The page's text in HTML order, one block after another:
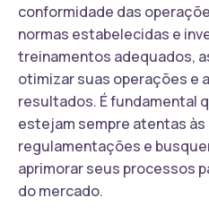
conformidade das
normas estabelecidas e
treinamentos adequados,
otimizar suas operações e
resultados. É fundamental
estejam sempre atentas às
regulamentações e
aprimorar seus processos
do mercado.